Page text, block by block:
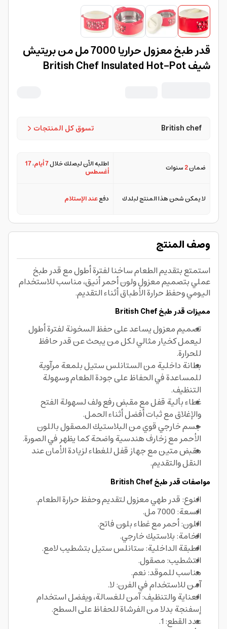
قدر طبخ معزول حراريا 7000 مل من بريتيش
شيف British Chef Insulated Hot-Pot
تسوق كل المنتجات British chef
ضمان2سنوات اطلبه الآن ليصلك خلال7 أيام ،17
أغسطس
لا يمكن شحن هذا المنتج لبلدك دفععند الإستلام
وصف المنتج
استمتع بتقديم الطعام ساخنا لفترة أطول مع قدر طبخ
عملي بتصميم معزول ولون أحمر أنيق، مناسب للاستخدام
اليومي وحفظ حرارة الأطباق أثناء التقديم.
مميزات قدر طبخ British Chef
تصميم معزول يساعد على حفظ السخونة لفترة أطول
ليعمل كخيار مثالي لكل من يبحث عن قدر حافظ
للحرارة.
بطانة داخلية من الستانلس ستيل بلمعة مرآوية
للمساعدة في الحفاظ على جودة الطعام وسهولة
التنظيف.
غطاء بآلية قفل مع مقبض رفع ولف لسهولة الفتح
والإغلاق مع ثبات أفضل أثناء الحمل.
جسم خارجي قوي من البلاستيك المصقول باللون
الأحمر مع زخارف هندسية واضحة كما يظهر في الصورة.
مقبض متين مع جهاز قفل للغطاء لزيادة الأمان عند
النقل والتقديم.
مواصفات قدر طبخ British Chef
النوع: قدر طهي معزول لتقديم وحفظ حرارة الطعام.
السعة: 7000 مل.
اللون: أحمر مع غطاء بلون فاتح.
الخامة: بلاستيك خارجي.
الطبقة الداخلية: ستانلس ستيل بتشطيب لامع.
التشطيب: مصقول.
مناسب للموقد: نعم.
آمن للاستخدام في الفرن: لا.
العناية والتنظيف: آمن للغسالة، ويفضل استخدام
إسفنجة بدلا من الفرشاة للحفاظ على السطح.
عدد القطع: 1.